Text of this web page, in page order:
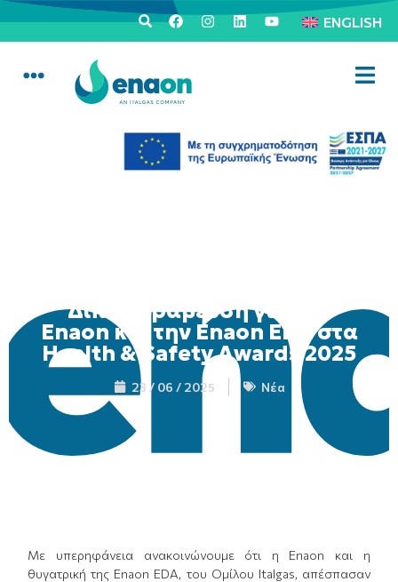
ENGLISH
Διπλή βράβευση για την
Enaon και την Enaon EDA στα
Health & Safety Awards 2025
23 / 06 / 2025 Νέα
Με υπερηφάνεια ανακοινώνουμε ότι η Enaon και η
θυγατρική της Enaon EDA, του Ομίλου Italgas, απέσπασαν